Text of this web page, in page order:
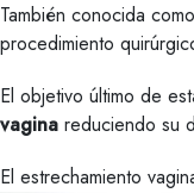
También conocida como
procedimiento
El objetivo último de
vagina reduciendo su
El estrechamiento